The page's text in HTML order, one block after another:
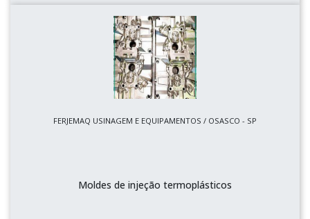
FERJEMAQ USINAGEM E EQUIPAMENTOS / OSASCO - SP
Moldes de injeção termoplásticos